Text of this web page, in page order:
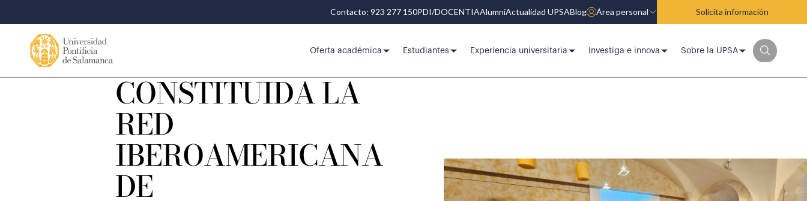
Contacto: 923 277 150PDI/DOCENTIAAlumniActualidad UPSABlog Área personal Solicita información
Oferta académica Estudiantes Experiencia universitaria Investiga e innova Sobre la UPSA
CONSTITUIDA LA
RED
IBEROAMERICANA
DE